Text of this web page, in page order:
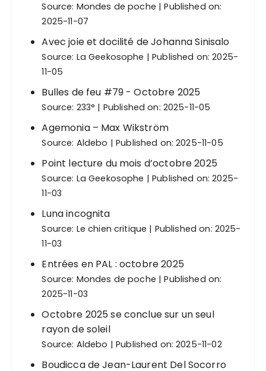
Source: Mondes de poche
Published on:
2025-11-07
Avec joie et docilité de Johanna Sinisalo
Source: La Geekosophe
Published on: 2025-
11-05
Bulles de feu #79 - Octobre 2025
Source: 233° Published on: 2025-11-05
Agemonia – Max Wikström
Source: Aldebo Published on: 2025-11-05
Point lecture du mois d’octobre 2025
Source: La Geekosophe
Published on: 2025-
11-03
Luna incognita
Source: Le chien critique
Published on: 2025-
11-03
Entrées en PAL : octobre 2025
Source: Mondes de poche
Published on:
2025-11-03
Octobre 2025 se conclue sur un seul
rayon de soleil
Source: Aldebo Published on: 2025-11-02
Boudicca de Jean-Laurent Del Socorro